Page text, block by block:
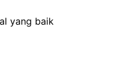
yang baik